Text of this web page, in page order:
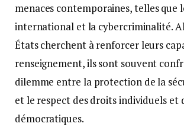
menaces contemporaines, telles que
international et la cybercriminalité.
États cherchent à renforcer leurs
renseignement, ils sont souvent
dilemme entre la protection de la
et le respect des droits individuels et
démocratiques.